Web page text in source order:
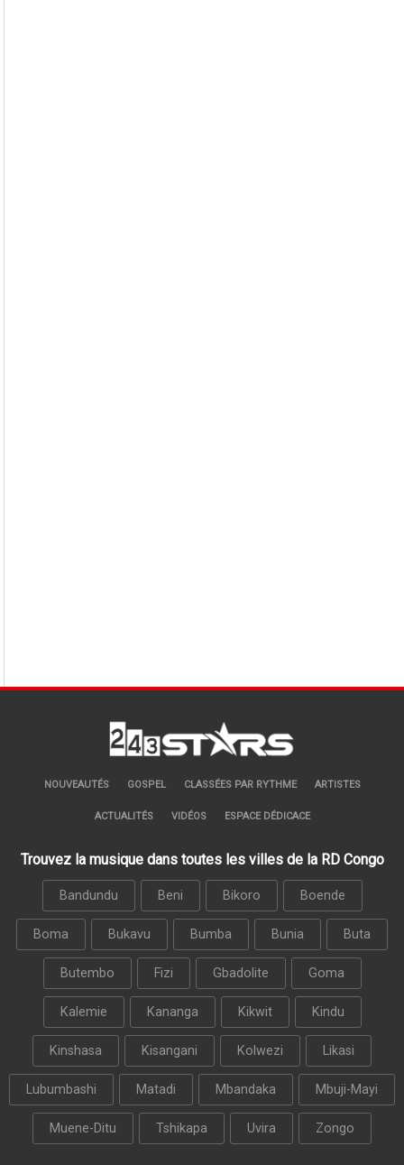
NOUVEAUTÉS GOSPEL CLASSÉES PAR RYTHME ARTISTES
ACTUALITÉS VIDÉOS ESPACE DÉDICACE
Trouvez la musique dans toutes les villes de la RD Congo
Bandundu Beni Bikoro Boende
Boma Bukavu Bumba Bunia Buta
Butembo Fizi Gbadolite Goma
Kalemie Kananga Kikwit Kindu
Kinshasa Kisangani Kolwezi Likasi
Lubumbashi Matadi Mbandaka Mbuji-Mayi
Muene-Ditu Tshikapa Uvira Zongo